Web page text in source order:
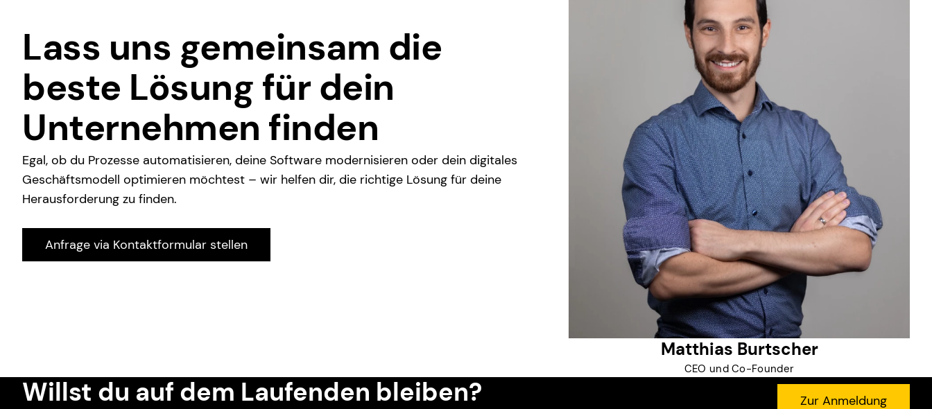
Lass uns gemeinsam die
beste Lösung für dein
Unternehmen finden
Egal, ob du Prozesse automatisieren, deine Software modernisieren oder dein digitales
Geschäftsmodell optimieren möchtest – wir helfen dir, die richtige Lösung für deine
Herausforderung zu finden.
Anfrage via Kontaktformular stellen
Matthias Burtscher
CEO und Co-Founder
Willst du auf dem Laufenden bleiben? Zur Anmeldung